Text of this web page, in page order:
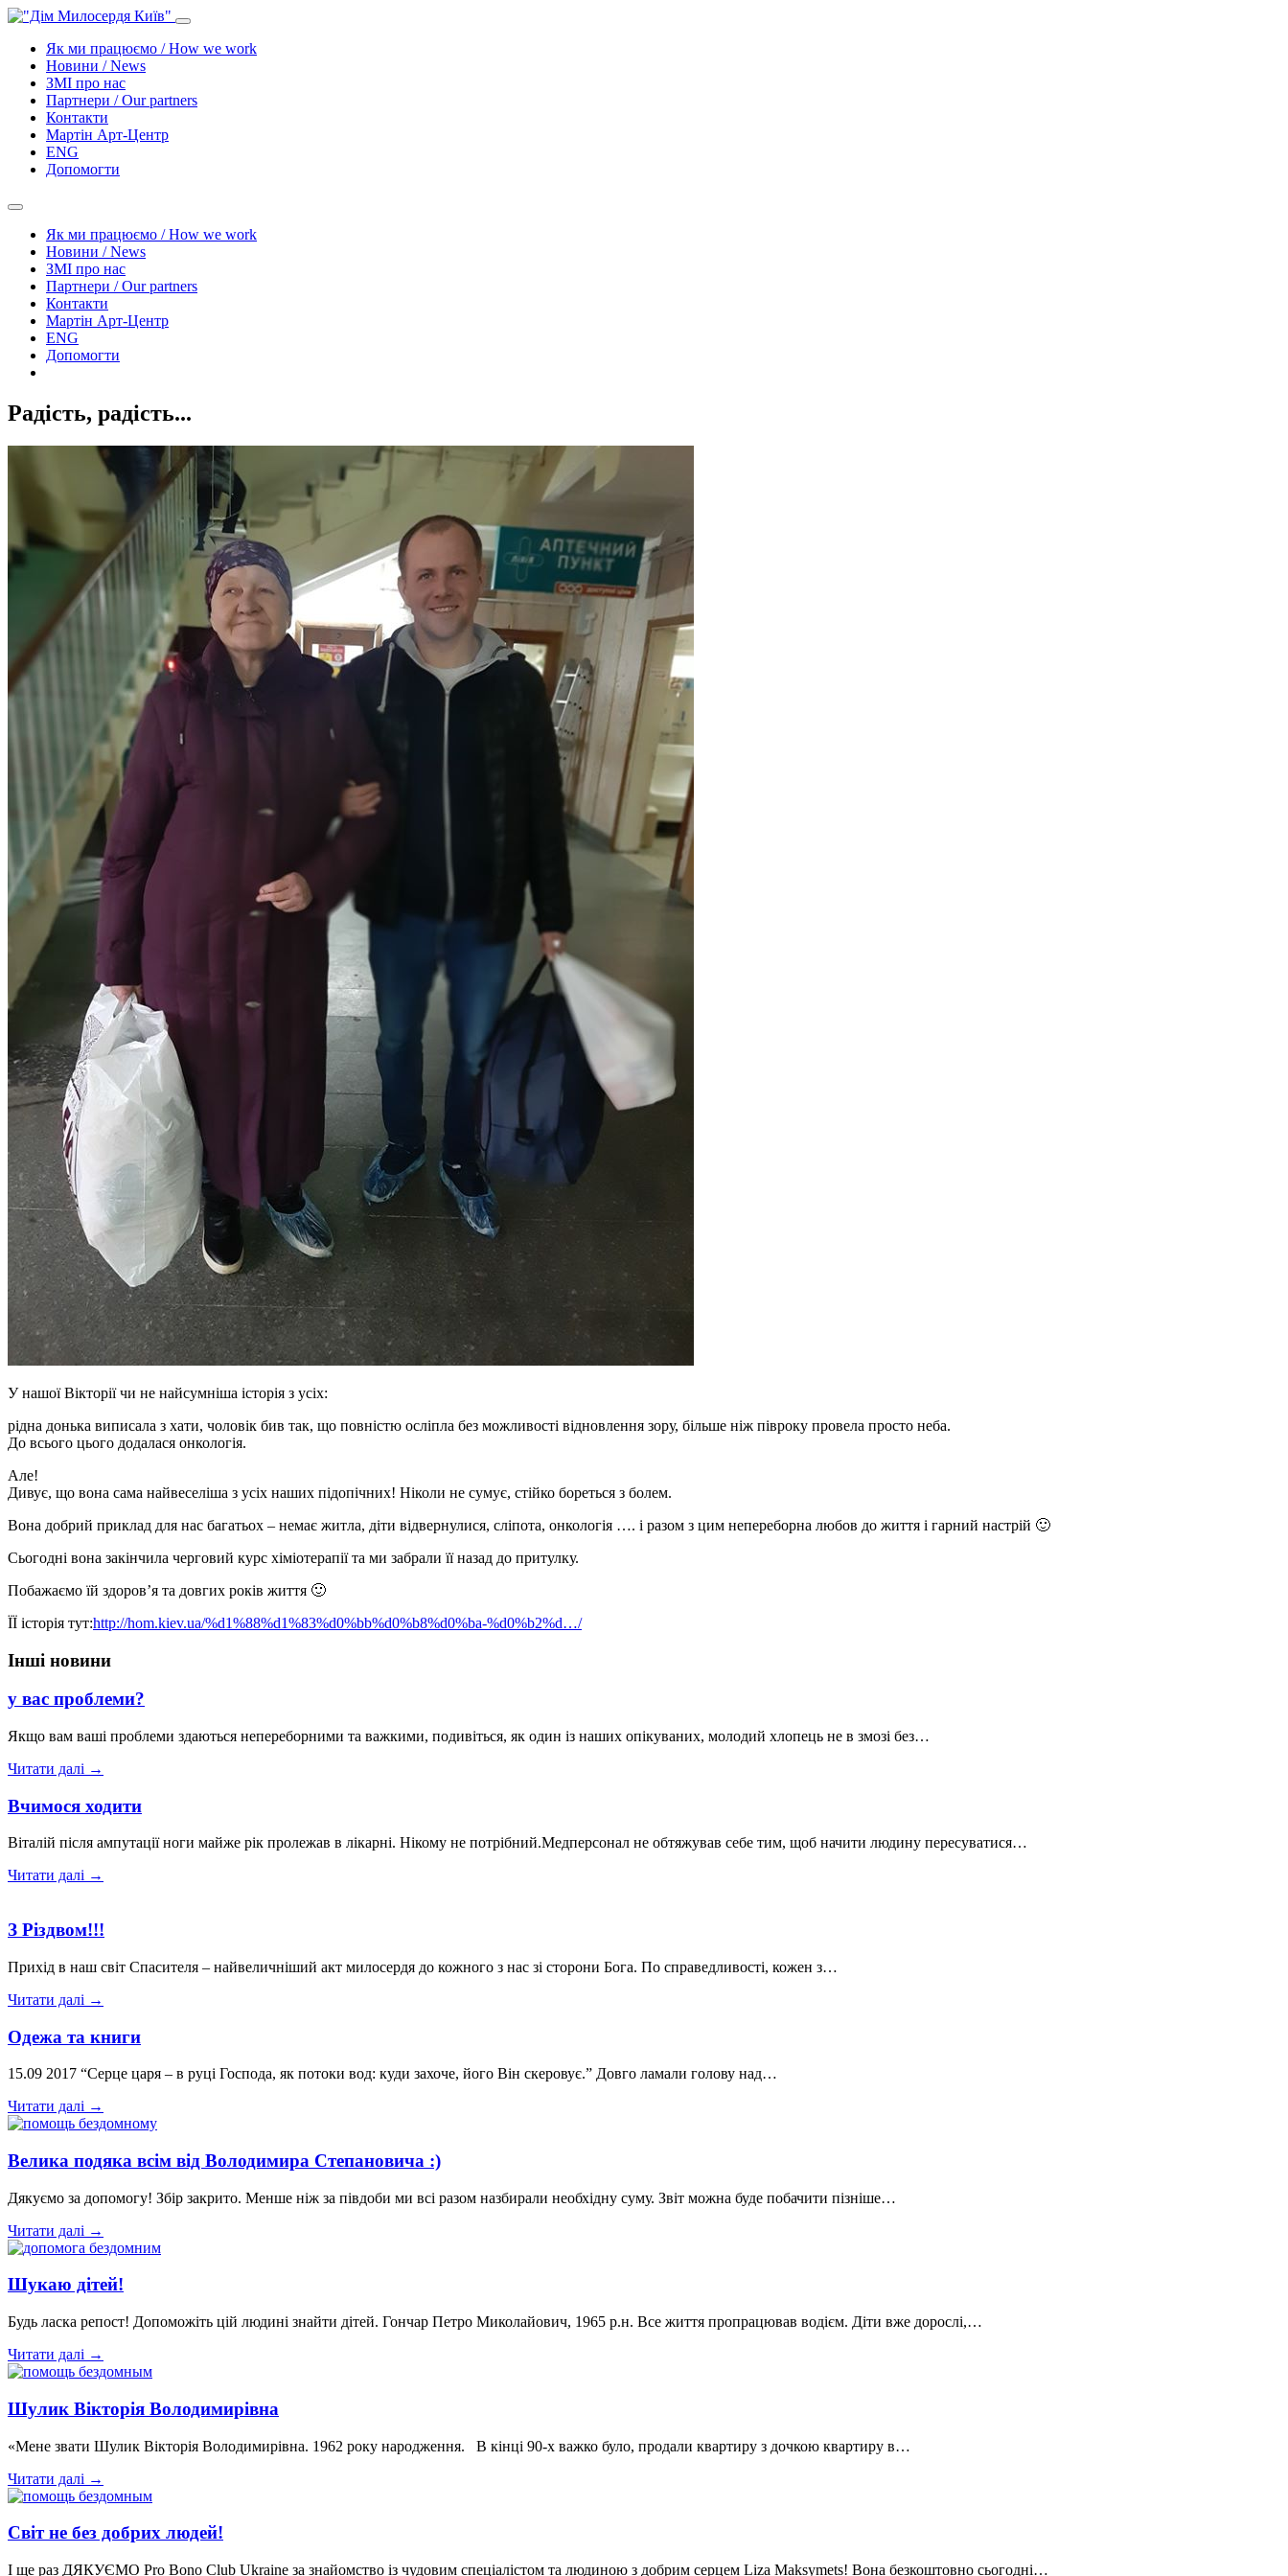
Як ми працюємо / How we work
Новини / News
ЗМІ про нас
Партнери / Our partners
Контакти
Mартін Арт-Центр
ENG
Допомогти
Як ми працюємо / How we work
Новини / News
ЗМІ про нас
Партнери / Our partners
Контакти
Mартін Арт-Центр
ENG
Допомогти
Радість, радість...
У нашої Вікторії чи не найсумніша історія з усіх:
рідна донька виписала з хати, чоловік бив так, що повністю осліпла без можливості відновлення зору, більше ніж півроку провела просто неба.
До всього цього додалася онкологія.
Але!
Дивує, що вона сама найвеселіша з усіх наших підопічних! Ніколи не сумує, стійко бореться з болем.
Вона добрий приклад для нас багатьох – немає житла, діти відвернулися, сліпота, онкологія …. і разом з цим непереборна любов до життя і гарний настрій 🙂
Сьогодні вона закінчила черговий курс хіміотерапії та ми забрали її назад до притулку.
Побажаємо їй здоров’я та довгих років життя 🙂
ЇЇ історія тут:http://hom.kiev.ua/%d1%88%d1%83%d0%bb%d0%b8%d0%ba-%d0%b2%d…/
Інші новини
у вас проблеми?
Якщо вам ваші проблеми здаються непереборними та важкими, подивіться, як один із наших опікуваних, молодий хлопець не в змозі без…
Читати далі →
Вчимося ходити
Віталій після ампутації ноги майже рік пролежав в лікарні. Нікому не потрібний.Медперсонал не обтяжував себе тим, щоб начити людину пересуватися…
Читати далі →
З Різдвом!!!
Прихід в наш світ Спасителя – найвеличніший акт милосердя до кожного з нас зі сторони Бога. По справедливості, кожен з…
Читати далі →
Одежа та книги
15.09 2017 “Серце царя – в руці Господа, як потоки вод: куди захоче, його Він скеровує.” Довго ламали голову над…
Читати далі →
Велика подяка всім від Володимира Степановича :)
Дякуємо за допомогу! Збір закрито. Менше ніж за півдоби ми всі разом назбирали необхідну суму. Звіт можна буде побачити пізніше…
Читати далі →
Шукаю дітей!
Будь ласка репост! Допоможіть цій людині знайти дітей. Гончар Петро Миколайович, 1965 р.н. Все життя пропрацював водієм. Діти вже дорослі,…
Читати далі →
Шулик Вікторія Володимирівна
«Мене звати Шулик Вікторія Володимирівна. 1962 року народження. В кінці 90-х важко було, продали квартиру з дочкою квартиру в…
Читати далі →
Світ не без добрих людей!
І ще раз ДЯКУЄМО Pro Bono Club Ukraine за знайомство із чудовим спеціалістом та людиною з добрим серцем Liza Maksymets! Вона безкоштовно сьогодні…